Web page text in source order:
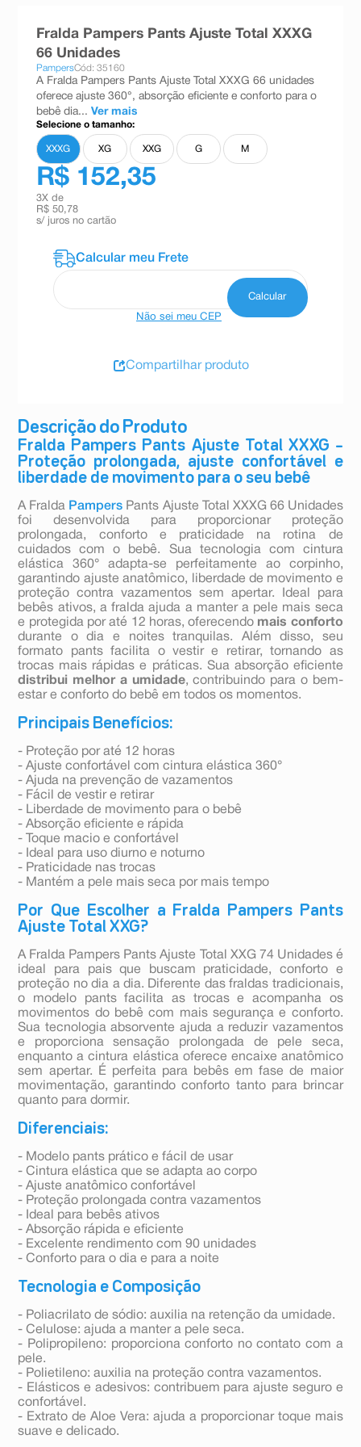
Descrição do Produto
Fralda Pampers Pants Ajuste Total XXXG –
Proteção prolongada, ajuste confortável e
liberdade de movimento para o seu bebê
A Fralda Pampers Pants Ajuste Total XXXG 66 Unidades
foi desenvolvida para proporcionar proteção
prolongada, conforto e praticidade na rotina de
cuidados com o bebê. Sua tecnologia com cintura
elástica 360° adapta-se perfeitamente ao corpinho,
garantindo ajuste anatômico, liberdade de movimento e
proteção contra vazamentos sem apertar. Ideal para
bebês ativos, a fralda ajuda a manter a pele mais seca
e protegida por até 12 horas, oferecendo mais conforto
durante o dia e noites tranquilas. Além disso, seu
formato pants facilita o vestir e retirar, tornando as
trocas mais rápidas e práticas. Sua absorção eficiente
distribui melhor a umidade, contribuindo para o bem-
estar e conforto do bebê em todos os momentos.
Principais Benefícios:
- Proteção por até 12 horas
- Ajuste confortável com cintura elástica 360°
- Ajuda na prevenção de vazamentos
- Fácil de vestir e retirar
- Liberdade de movimento para o bebê
- Absorção eficiente e rápida
- Toque macio e confortável
- Ideal para uso diurno e noturno
- Praticidade nas trocas
- Mantém a pele mais seca por mais tempo
Por Que Escolher a Fralda Pampers Pants
Ajuste Total XXG?
A Fralda Pampers Pants Ajuste Total XXG 74 Unidades é
ideal para pais que buscam praticidade, conforto e
proteção no dia a dia. Diferente das fraldas tradicionais,
o modelo pants facilita as trocas e acompanha os
movimentos do bebê com mais segurança e conforto.
Sua tecnologia absorvente ajuda a reduzir vazamentos
e proporciona sensação prolongada de pele seca,
enquanto a cintura elástica oferece encaixe anatômico
sem apertar. É perfeita para bebês em fase de maior
movimentação, garantindo conforto tanto para brincar
quanto para dormir.
Diferenciais:
- Modelo pants prático e fácil de usar
- Cintura elástica que se adapta ao corpo
- Ajuste anatômico confortável
- Proteção prolongada contra vazamentos
- Ideal para bebês ativos
- Absorção rápida e eficiente
- Excelente rendimento com 90 unidades
- Conforto para o dia e para a noite
Tecnologia e Composição
- Poliacrilato de sódio: auxilia na retenção da umidade.
- Celulose: ajuda a manter a pele seca.
- Polipropileno: proporciona conforto no contato com a
pele.
- Polietileno: auxilia na proteção contra vazamentos.
- Elásticos e adesivos: contribuem para ajuste seguro e
confortável.
- Extrato de Aloe Vera: ajuda a proporcionar toque mais
suave e delicado.
Fralda Pampers Pants Ajuste Total XXXG
66 Unidades
PampersCód: 35160
A Fralda Pampers Pants Ajuste Total XXXG 66 unidades
oferece ajuste 360°, absorção eficiente e conforto para o
bebê dia... Ver mais
Selecione o tamanho:
XXXG XG XXG G M
R$ 152,35
3X de
R$ 50,78
s/ juros no cartão
Não sei meu CEP
Compartilhar produto
esmalte
10ºabsorvente